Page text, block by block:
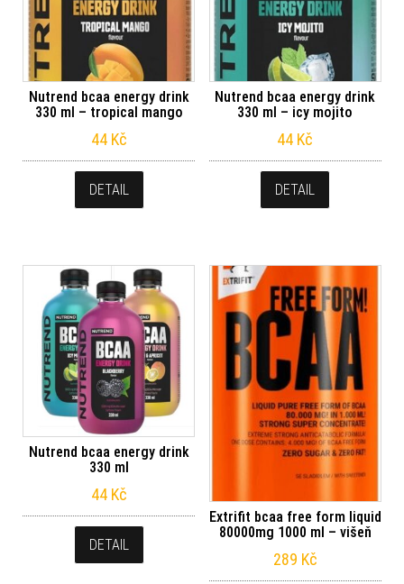
Nutrend bcaa energy drink
330 ml – tropical mango
44 Kč
DETAIL
Nutrend bcaa energy drink
330 ml – icy mojito
44 Kč
DETAIL
Nutrend bcaa energy drink
330 ml
44 Kč
DETAIL
Extrifit bcaa free form liquid
80000mg 1000 ml – višeň
289 Kč